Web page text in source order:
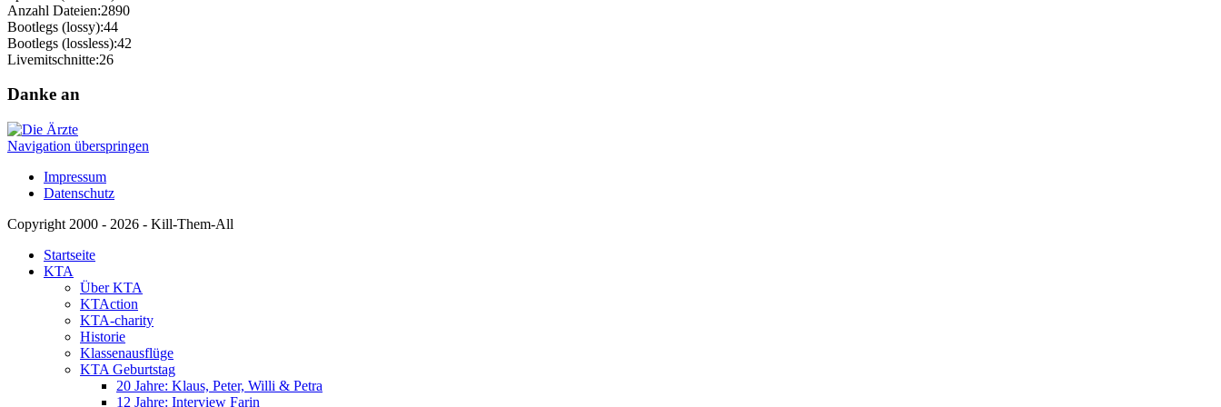
Anzahl Dateien:2890
Bootlegs (lossy):44
Bootlegs (lossless):42
Livemitschnitte:26
Danke an
Navigation überspringen
Impressum
Datenschutz
Copyright 2000 - 2026 - Kill-Them-All
Startseite
KTA
Über KTA
KTAction
KTA-charity
Historie
Klassenausflüge
KTA Geburtstag
20 Jahre: Klaus, Peter, Willi & Petra
12 Jahre: Interview Farin